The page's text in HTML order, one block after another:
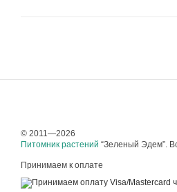
© 2011—2026
Питомник растений “Зеленый Эдем”.
Принимаем к оплате